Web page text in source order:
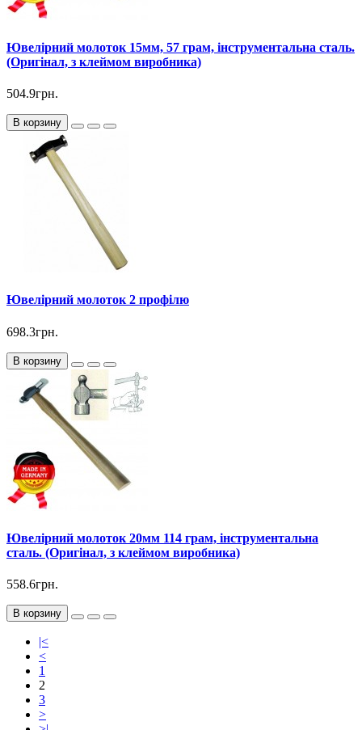
Ювелірний молоток 15мм, 57 грам, інструментальна сталь.
(Оригінал, з клеймом виробника)
504.9грн.
В корзину
Ювелірний молоток 2 профілю
698.3грн.
В корзину
Ювелірний молоток 20мм 114 грам, інструментальна
сталь. (Оригінал, з клеймом виробника)
558.6грн.
В корзину
|<
<
1
2
3
>